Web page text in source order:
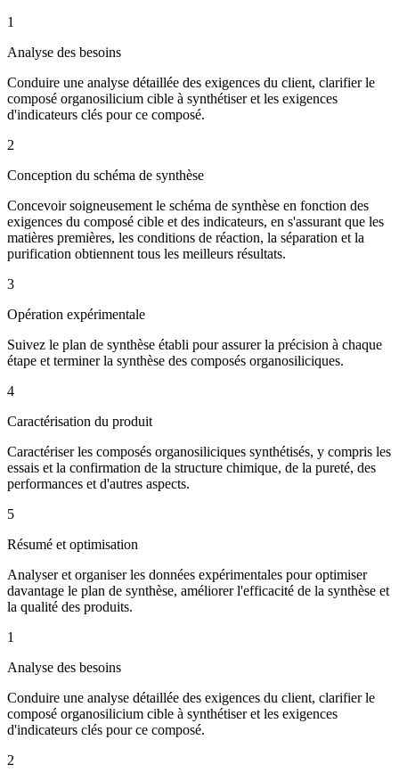
1
Analyse des besoins
Conduire une analyse détaillée des exigences du client, clarifier le
composé organosilicium cible à synthétiser et les exigences
d'indicateurs clés pour ce composé.
2
Conception du schéma de synthèse
Concevoir soigneusement le schéma de synthèse en fonction des
exigences du composé cible et des indicateurs, en s'assurant que les
matières premières, les conditions de réaction, la séparation et la
purification obtiennent tous les meilleurs résultats.
3
Opération expérimentale
Suivez le plan de synthèse établi pour assurer la précision à chaque
étape et terminer la synthèse des composés organosiliciques.
4
Caractérisation du produit
Caractériser les composés organosiliciques synthétisés, y compris les
essais et la confirmation de la structure chimique, de la pureté, des
performances et d'autres aspects.
5
Résumé et optimisation
Analyser et organiser les données expérimentales pour optimiser
davantage le plan de synthèse, améliorer l'efficacité de la synthèse et
la qualité des produits.
1
Analyse des besoins
Conduire une analyse détaillée des exigences du client, clarifier le
composé organosilicium cible à synthétiser et les exigences
d'indicateurs clés pour ce composé.
2